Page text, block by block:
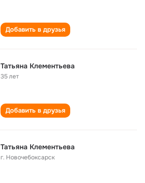
Добавить в друзья
Татьяна Клементьева
35 лет
Добавить в друзья
Татьяна Клементьева
г. Новочебоксарск